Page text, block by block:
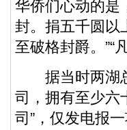
华侨们心动的是
封。捐五千圆以
至破格封爵。”“
据当时两湖总
司，拥有至少六
司”，仅发电报